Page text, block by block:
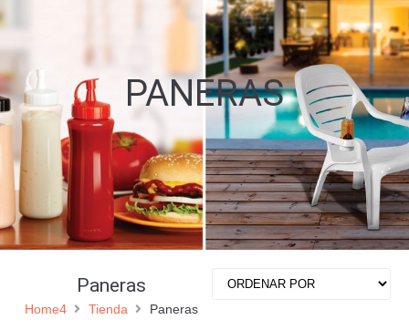
PANERAS
Paneras
Home4 Tienda Paneras